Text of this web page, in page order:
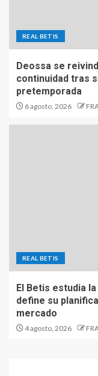
REAL BETIS
Deossa se
continuidad tras
pretemporada
6 agosto, 2026
REAL BETIS
El Betis estudia
define su
mercado
4 agosto, 2026